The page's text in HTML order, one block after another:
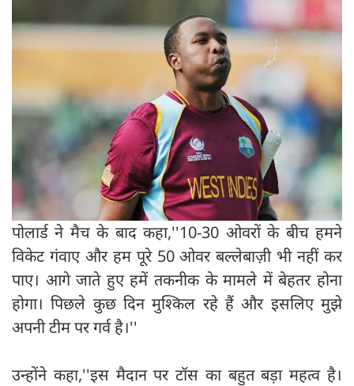
पोलार्ड ने मैच के बाद कहा,''10-30 ओवरों के बीच हमने
विकेट गंवाए और हम पूरे 50 ओवर बल्लेबाज़ी भी नहीं कर
पाए। आगे जाते हुए हमें तकनीक के मामले में बेहतर होना
होगा। पिछले कुछ दिन मुश्किल रहे हैं और इसलिए मुझे
अपनी टीम पर गर्व है।''
उन्होंने कहा,''इस मैदान पर टॉस का बहुत बड़ा महत्व है।